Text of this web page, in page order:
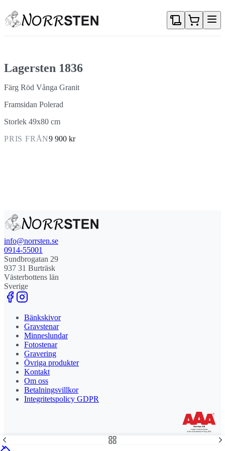
Lagersten 1836
Färg Röd Vånga Granit
Framsidan Polerad
Storlek 49x80 cm
PRIS FRÅN9 900 kr
info@norrsten.se
0914-55001
Sundbrogatan 29
937 31 Burträsk
Västerbottens län
Sverige
Bänkskivor
Gravstenar
Minneslundar
Fotostenar
Gravering
Övriga produkter
Kontakt
Om oss
Betalningsvillkor
Integritetspolicy GDPR
Stolt leverantör och delägare till Steny AB